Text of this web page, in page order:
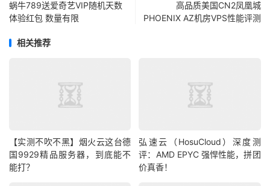
蜗牛789送爱奇艺VIP随机天数
体验红包 数量有限
高品质美国CN2凤凰城
PHOENIX AZ机房VPS性能评测
相关推荐
【实测不吹不黑】烟火云这台德
国9929精品服务器，到底能不
能打？
弘速云（HosuCloud）深度测
评：AMD EPYC 强悍性能，拼团
价真香！